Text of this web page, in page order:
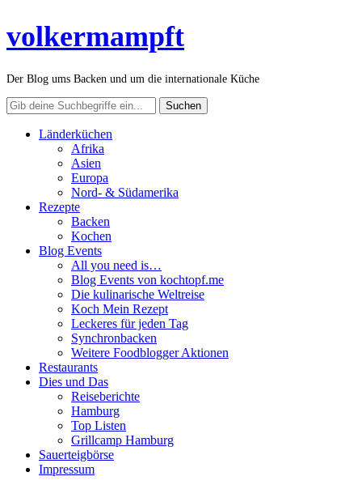
volkermampft
Der Blog ums Backen und um die internationale Küche
Länderküchen
Afrika
Asien
Europa
Nord- & Südamerika
Rezepte
Backen
Kochen
Blog Events
All you need is…
Blog Events von kochtopf.me
Die kulinarische Weltreise
Koch Mein Rezept
Leckeres für jeden Tag
Synchronbacken
Weitere Foodblogger Aktionen
Restaurants
Dies und Das
Reiseberichte
Hamburg
Top Listen
Grillcamp Hamburg
Sauerteigbörse
Impressum